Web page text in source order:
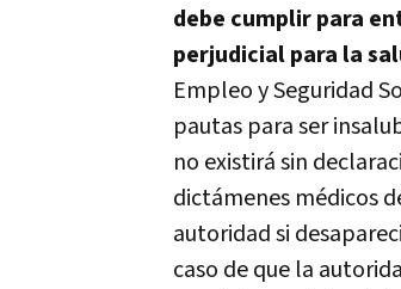
debe cumplir para
perjudicial para la
Empleo y Seguridad
pautas para ser
no existirá sin
dictámenes médicos
autoridad si
caso de que la